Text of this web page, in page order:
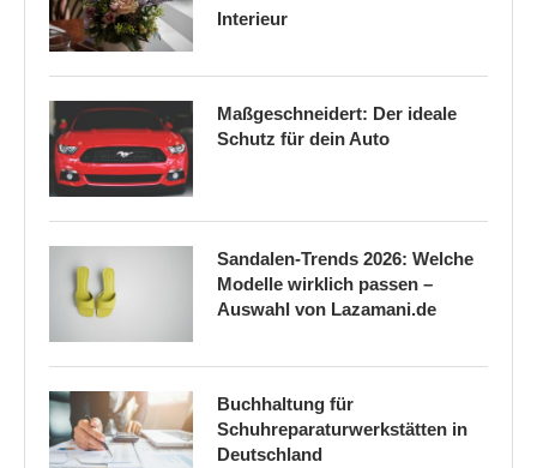
Interieur
Maßgeschneidert: Der ideale
Schutz für dein Auto
Sandalen-Trends 2026: Welche
Modelle wirklich passen –
Auswahl von Lazamani.de
Buchhaltung für
Schuhreparaturwerkstätten in
Deutschland